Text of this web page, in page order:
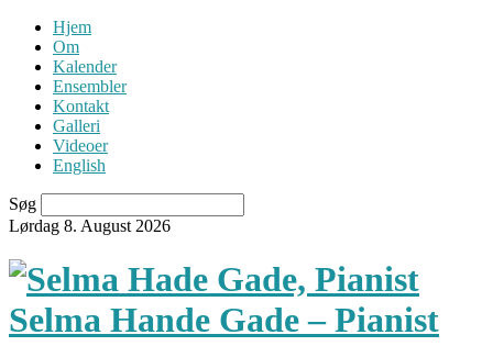
Hjem
Om
Kalender
Ensembler
Kontakt
Galleri
Videoer
English
Søg
Lørdag 8. August 2026
Selma Hande Gade – Pianist